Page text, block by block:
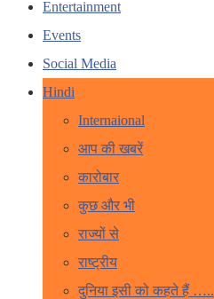
Entertainment
Events
Social Media
Hindi
Internaional
आप की खबरें
कारोबार
कुछ और भी
राज्यों से
राष्ट्रीय
दुनिया इसी को कहते हैं …..